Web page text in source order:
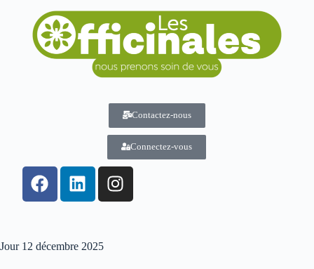
Contactez-nous
Connectez-vous
Jour12 décembre 2025